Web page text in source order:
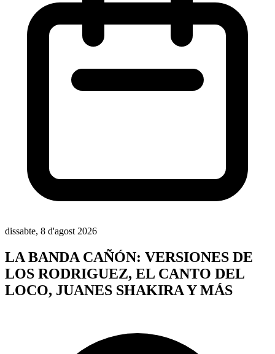
dissabte, 8 d'agost 2026
LA BANDA CAÑÓN: VERSIONES DE
LOS RODRIGUEZ, EL CANTO DEL
LOCO, JUANES SHAKIRA Y MÁS